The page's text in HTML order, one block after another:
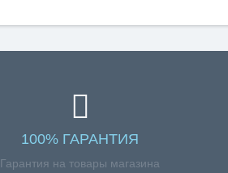
100% ГАРАНТИЯ
Гарантия на товары магазина